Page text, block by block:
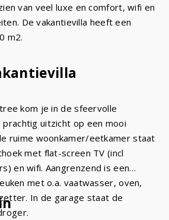
van veel luxe en comfort, wifi en
De vakantievilla heeft een
m2.
kom je in de sfeervolle
uitzicht op een mooi
ruime woonkamer/eetkamer staat
met flat-screen TV (incl
en wifi. Aangrenzend is een
met o.a. vaatwasser, oven,
In de garage staat de